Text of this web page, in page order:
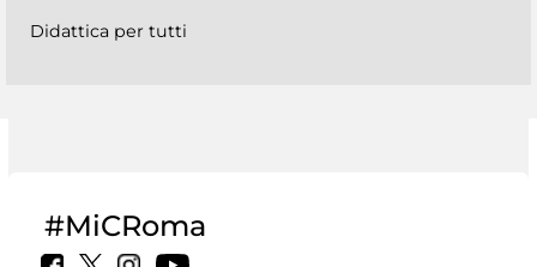
Didattica per tutti
#MiCRoma